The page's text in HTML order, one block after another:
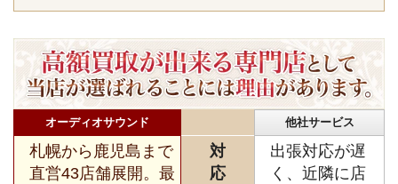
オーディオサウンド 他社サービス
札幌から鹿児島まで
直営43店舗展開。最
対
応
出張対応が遅
く、近隣に店